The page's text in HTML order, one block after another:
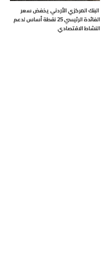
البنك المركزي الأردني يخفض سعر
الفائدة الرئيسي 25 نقطة أساس لدعم
النشاط الاقتصادي